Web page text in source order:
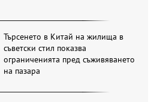
Търсенето в Китай на жилища в
съветски стил показва
ограниченията пред съживяването
на пазара